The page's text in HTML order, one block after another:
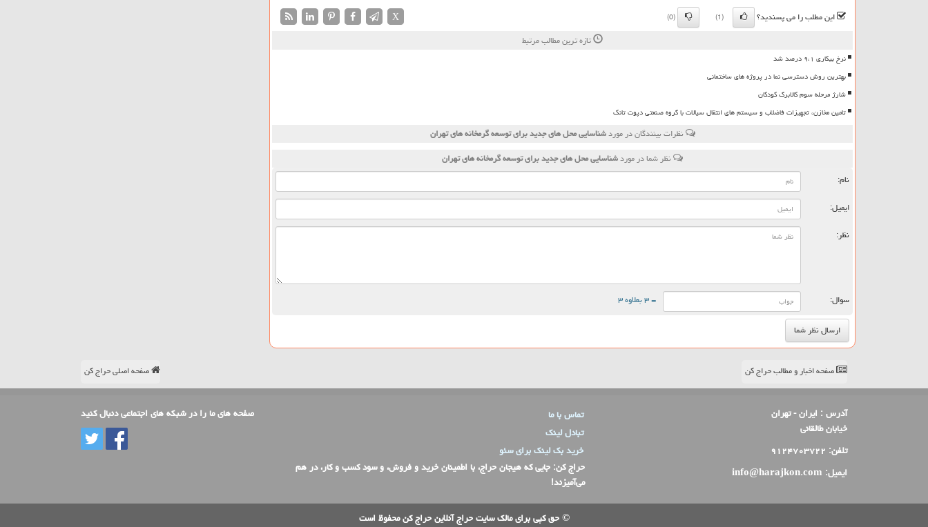
این مطلب را می پسندید؟
(1)
(0)
X
تازه ترین مطالب مرتبط
نرخ بیکاری ۹،۱ درصد شد
بهترین روش دسترسی نما در پروژه های ساختمانی
شارژ مرحله سوم کالابرگ کودکان
تامین مخازن، تجهیزات فاضلاب و سیستم های انتقال سیالات با گروه صنعتی دپوت تانک
نظرات بینندگان در موردشناسایی محل های جدید برای توسعه گرمخانه های تهران
نظر شما در موردشناسایی محل های جدید برای توسعه گرمخانه های تهران
نام:
ایمیل:
نظر:
سوال: = ۳ بعلاوه ۳
صفحه اخبار و مطالب حراج کن صفحه اصلی حراج کن
آدرس : ایران - تهران
خیابان طالقانی
تلفن: ۹۱۲۴۷۰۳۷۲۲
ایمیل: info@harajkon.com
تماس با ما
تبادل لینک
خرید بک لینک برای سئو
حراج کن: جایی که هیجان حراج، با اطمینان خرید و فروش، و سود کسب و کار، در هم
می‌آمیزند!
صفحه های ما را در شبکه های اجتماعی دنبال کنید
© حق کپی برای مالک سایت حراج آنلاین حراج کن محفوظ است